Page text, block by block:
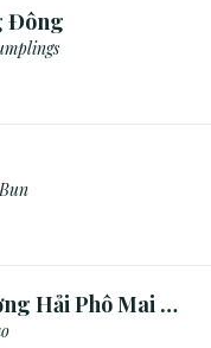
Đông
Hải Phô Mai (3